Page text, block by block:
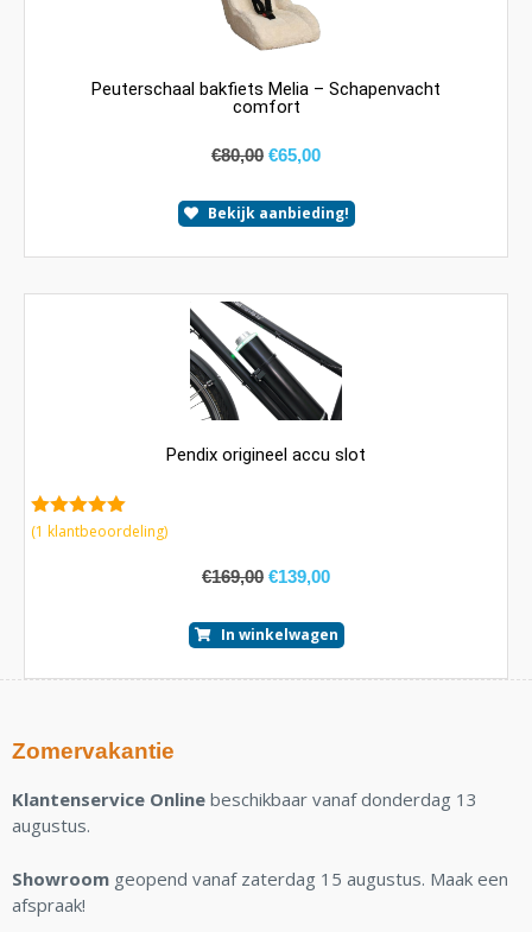
Peuterschaal bakfiets Melia – Schapenvacht
comfort
€80,00 €65,00
Bekijk aanbieding!
Pendix origineel accu slot
5.00van 5
(1 klantbeoordeling)
€169,00 €139,00
In winkelwagen
Zomervakantie
Klantenservice Online beschikbaar vanaf donderdag 13
augustus.
Showroom geopend vanaf zaterdag 15 augustus. Maak een
afspraak!